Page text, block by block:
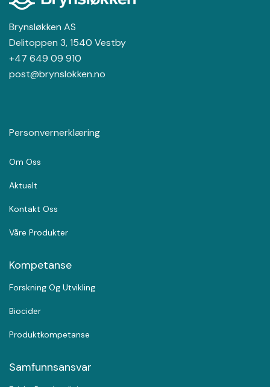
Brynsløkken AS
Delitoppen 3, 1540 Vestby
+47 649 09 910
post@brynslokken.no
Personvernerklæring
Om Oss
Aktuelt
Kontakt Oss
Våre Produkter
Kompetanse
Forskning Og Utvikling
Biocider
Produktkompetanse
Samfunnsansvar